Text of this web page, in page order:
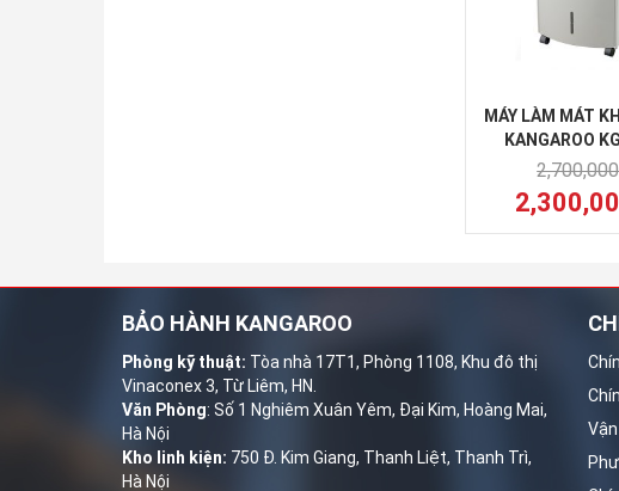
MÁY LÀM MÁT
KANGAROO
BẢO HÀNH KANGAROO
Phòng kỹ thuật: Tòa nhà 17T1, Phòng 1108, Khu đô thị
Vinaconex 3, Từ Liêm, HN.
Văn Phòng: Số 1 Nghiêm Xuân Yêm, Đại Kim, Hoàng Mai,
Hà Nội
Kho linh kiện: 750 Đ. Kim Giang, Thanh Liệt, Thanh Trì,
Hà Nội